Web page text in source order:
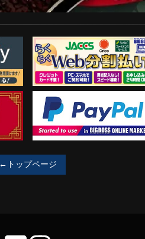
らくらくWeb分割払い
PayPal決済がご利用可能！
←トップページ